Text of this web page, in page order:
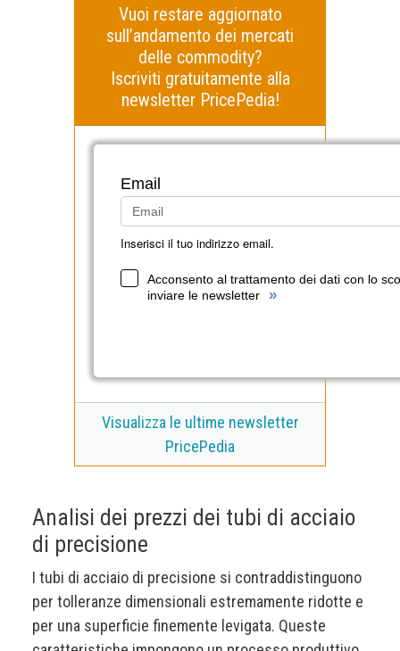
Vuoi restare aggiornato
sull’andamento dei mercati
delle commodity?
Iscriviti gratuitamente alla
newsletter PricePedia!
Email
Inserisci il tuo indirizzo email.
Acconsento al trattamento dei dati con lo
inviare le newsletter
»
Visualizza le ultime newsletter
PricePedia
Analisi dei prezzi dei tubi di acciaio
di precisione
I tubi di acciaio di precisione si contraddistinguono
per tolleranze dimensionali estremamente ridotte e
per una superficie finemente levigata. Queste